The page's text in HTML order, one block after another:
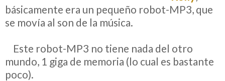
básicamente era un pequeño robot-MP3, que
se movía al son de la música.
Este robot-MP3 no tiene nada del otro
mundo, 1 giga de memoria (lo cual es bastante
poco).